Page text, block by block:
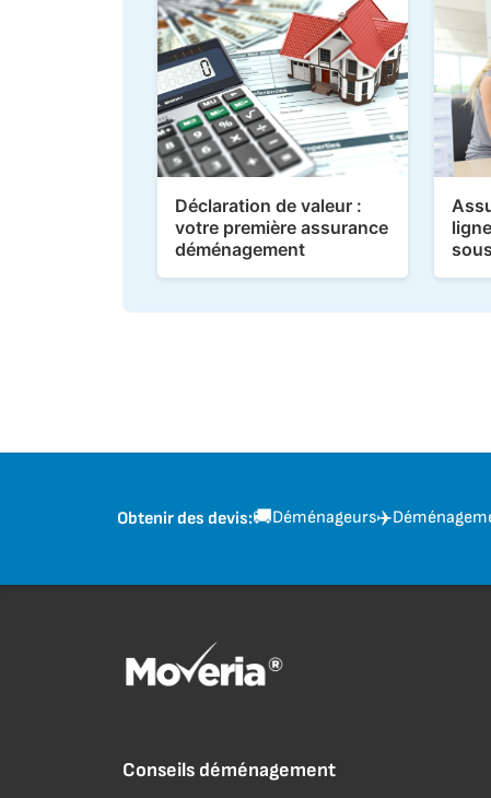
Déclaration de valeur :
votre première assurance
déménagement
Obtenir des devis:🚚Déménageurs✈️
Conseils déménagement